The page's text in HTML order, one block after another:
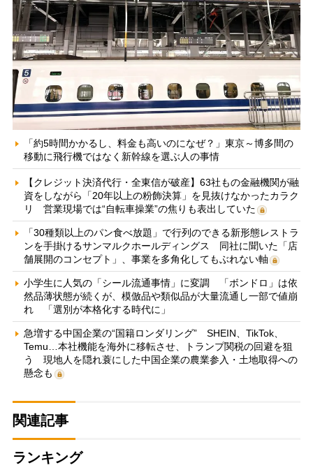
「約5時間かかるし、料金も高いのになぜ？」東京～博多間の
移動に飛行機ではなく新幹線を選ぶ人の事情
【クレジット決済代行・全東信が破産】63社もの金融機関が融
資をしながら「20年以上の粉飾決算」を見抜けなかったカラク
リ 営業現場では“自転車操業”の焦りも表出していた
「30種類以上のパン食べ放題」で行列のできる新形態レストラ
ンを手掛けるサンマルクホールディングス 同社に聞いた「店
舗展開のコンセプト」、事業を多角化してもぶれない軸
小学生に人気の「シール流通事情」に変調 「ボンドロ」は依
然品薄状態が続くが、模倣品や類似品が大量流通し一部で値崩
れ 「選別が本格化する時代に」
急増する中国企業の“国籍ロンダリング” SHEIN、TikTok、
Temu…本社機能を海外に移転させ、トランプ関税の回避を狙
う 現地人を隠れ蓑にした中国企業の農業参入・土地取得への
懸念も
関連記事
ランキング